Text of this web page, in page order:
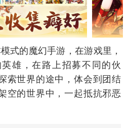
式的魔幻手游，在游戏里，
雄，在路上招募不同的伙
索世界的途中，体会到团结
空的世界中，一起抵抗邪恶